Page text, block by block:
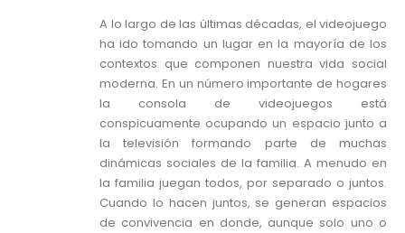
A lo largo de las últimas décadas, el videojuego
ha ido tomando un lugar en la mayoría de los
contextos que componen nuestra vida social
moderna. En un número importante de hogares
la consola de videojuegos está
conspicuamente ocupando un espacio junto a
la televisión formando parte de muchas
dinámicas sociales de la familia. A menudo en
la familia juegan todos, por separado o juntos.
Cuando lo hacen juntos, se generan espacios
de convivencia en donde, aunque solo uno o